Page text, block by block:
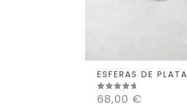
ESFERAS DE PLATA
Valorado
68,00 €